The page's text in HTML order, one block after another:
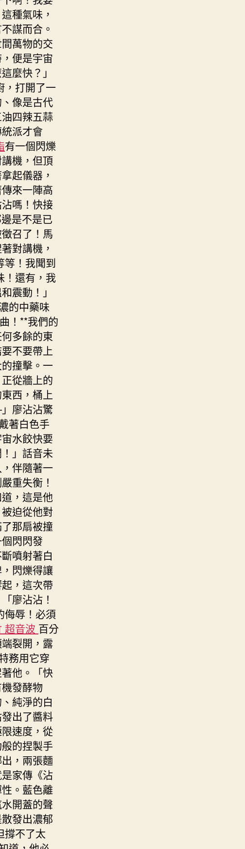
種氣味，
謀而合。
萬物的交
便是宇宙
麼快？」
，打開了一
像是古代
四辣五蒜
派才會
有一個閃爍
機，但頂
起儀器，
來一陣高
嗎！快接
是不是已
召了！馬
對講機，
等！我聞到
！還有，我
震動！」
的中藥味
！**我們的
多餘的東
不要帶上
撞擊。一
從牆上的
西，桶上
廖沾沾驚
著白色手
水餃快要
」話音未
伴隨著一
重失衡！
，這是他
迫從他對
那扇被撞
閃閃發
噴射著白
閃爍得讓
，這次帶
廖沾沾！
侮辱！必須
超音波 百分
裂開，露
務用它穿
他。「快
發酵物
純淨的白
出了醬料
速度，從
的捏製手
，兩張麵
家傳《沾
。藍色離
開蓋的聲
發出濃郁
撐不了太